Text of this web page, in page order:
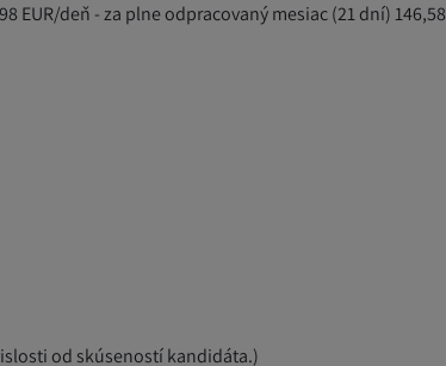
EUR/deň - za plne odpracovaný mesiac (21 dní) 146,58
od skúseností kandidáta.)